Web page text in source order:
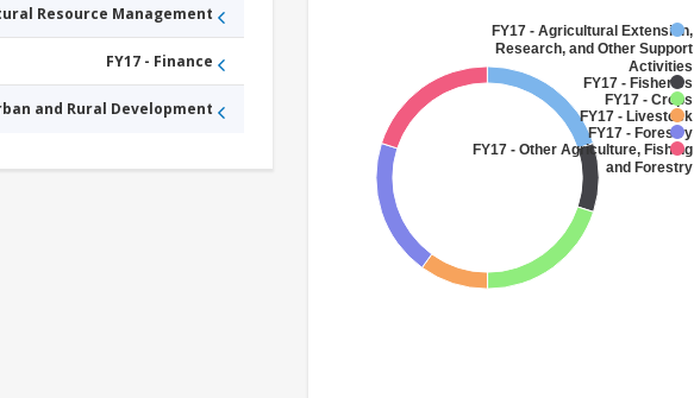
FY17 - Agricultural Extension,
Research, and Other Support
Activities
FY17 - Fisheries
FY17 - Crops
FY17 - Livestock
FY17 - Forestry
FY17 - Other Agriculture, Fishing
and Forestry
Resource Management
FY17 - Finance
and Rural Development